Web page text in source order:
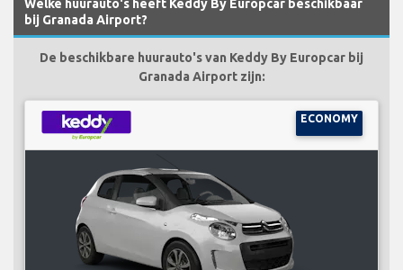
Welke huurauto's heeft Keddy By Europcar beschikbaar
bij Granada Airport?
De beschikbare huurauto's van Keddy By Europcar bij
Granada Airport zijn:
ECONOMY